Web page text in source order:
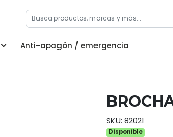
Anti-apagón / emergencia
SKU: 82021
Disponible